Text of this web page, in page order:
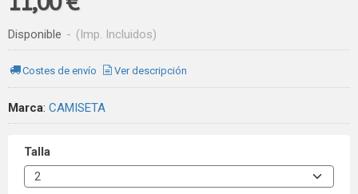
Disponible - (Imp. Incluidos)
Costes de envío Ver descripción
Marca: CAMISETA
Talla